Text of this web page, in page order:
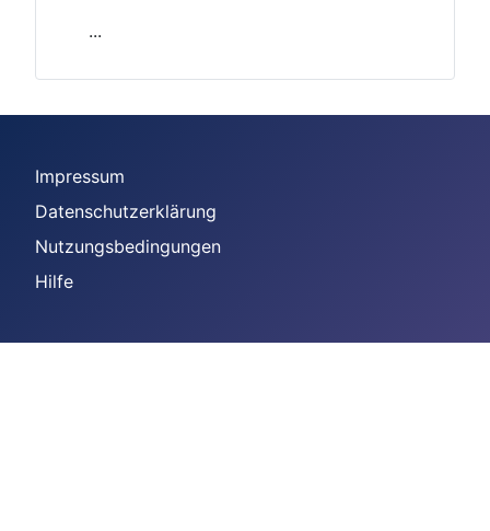
...
Impressum
Datenschutzerklärung
Nutzungsbedingungen
Hilfe